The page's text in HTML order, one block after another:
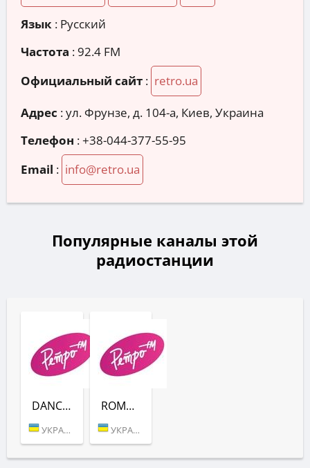
Язык : Русский
Частота : 92.4 FM
Официальный сайт : retro.ua
Адрес :ул. Фрунзе, д. 104-а, Киев, Украина
Телефон :+38-044-377-55-95
Email : info@retro.ua
Популярные каналы этой
радиостанции
DANCE (РЕТРО FM)
УКРАИНА (КИЕВ)
ROMANTIC BALLADS (РЕТРО FM)
УКРАИНА (КИЕВ)